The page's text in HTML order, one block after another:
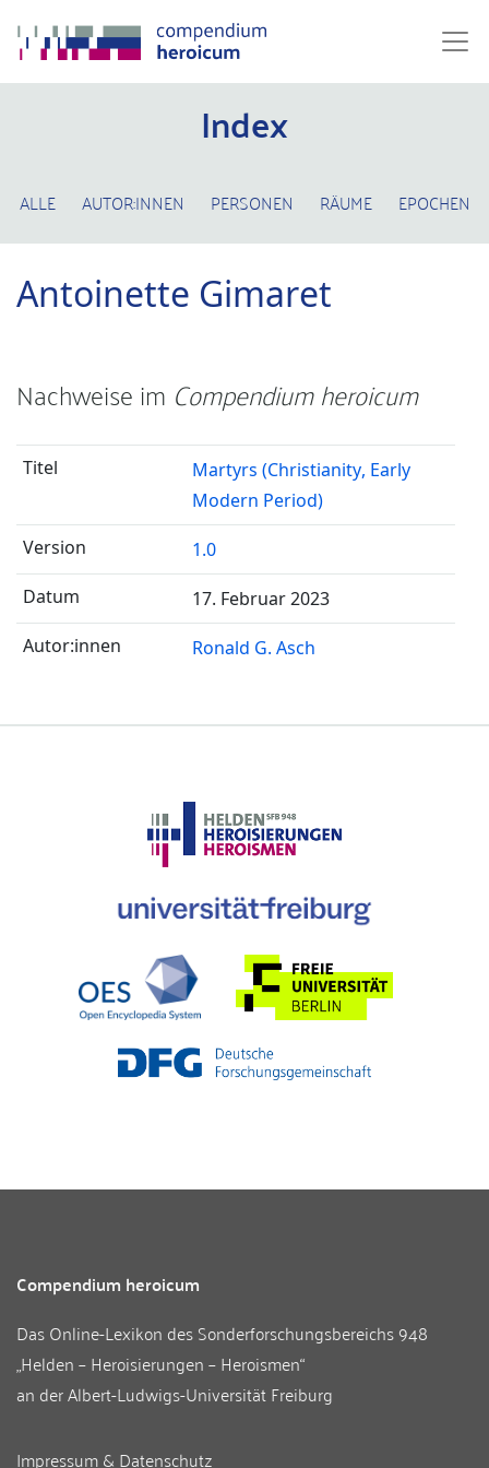
Index
ALLE AUTOR:INNEN PERSONEN RÄUME EPOCHEN
Antoinette Gimaret
Nachweise im Compendium heroicum
Martyrs (Christianity, Early
Modern Period)
1.0
17. Februar 2023
Ronald G. Asch
Compendium heroicum
Das Online-Lexikon desSonderforschungsbereichs 948
„Helden – Heroisierungen – Heroismen“
an derAlbert-Ludwigs-Universität Freiburg
Impressum & Datenschutz